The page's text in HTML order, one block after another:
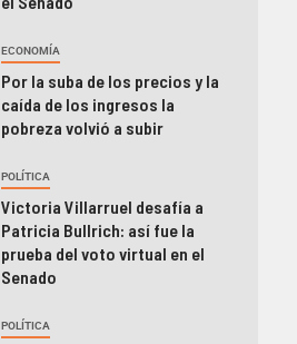
ECONOMÍA
Por la suba de los precios y la
caída de los ingresos la
pobreza volvió a subir
POLÍTICA
Victoria Villarruel desafía a
Patricia Bullrich: así fue la
prueba del voto virtual en el
Senado
POLÍTICA